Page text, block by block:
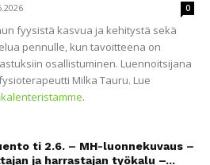
0
fyysistä kasvua ja kehitystä sekä
pennulle, kun tavoitteena on
osallistuminen. Luennoitsijana
Milka Tauru. Lue
.
ti 2.6. – MH-luonnekuvaus –
ja harrastajan työkalu –...